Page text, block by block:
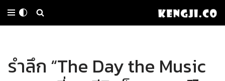
Skip
content
รำลึก “The Day the Music